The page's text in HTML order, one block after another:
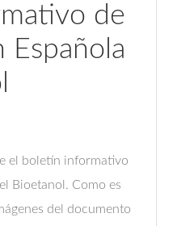
de
Española
el boletín informativo
Bioetanol. Como es
del documento